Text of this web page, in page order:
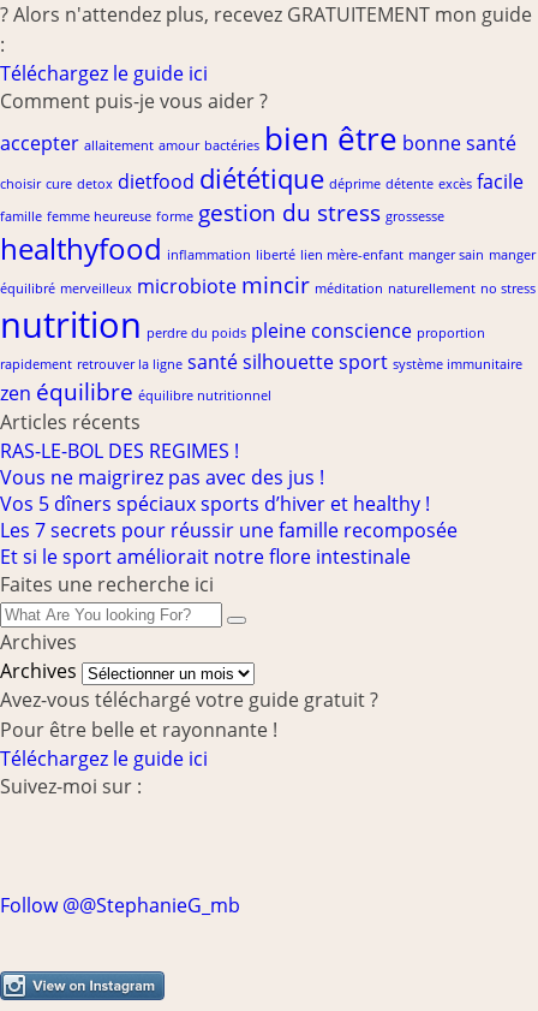
? Alors n'attendez plus, recevez GRATUITEMENT mon guide
:
Téléchargez le guide ici
Comment puis-je vous aider ?
accepter allaitement amour bactéries bien être bonne santé
choisir cure detox dietfood diététique déprime détente excès facile
famille femme heureuse forme gestion du stress grossesse
healthyfood inflammation liberté lien mère-enfant manger sain manger
équilibré merveilleux microbiote mincir méditation naturellement no stress
nutrition perdre du poids pleine conscience proportion
rapidement retrouver la ligne santésilhouettesport système immunitaire
zen équilibre équilibre nutritionnel
Articles récents
RAS-LE-BOL DES REGIMES !
Vous ne maigrirez pas avec des jus !
Vos 5 dîners spéciaux sports d’hiver et healthy !
Les 7 secrets pour réussir une famille recomposée
Et si le sport améliorait notre flore intestinale
Faites une recherche ici
Archives
Archives
Avez-vous téléchargé votre guide gratuit ?
Pour être belle et rayonnante !
Téléchargez le guide ici
Suivez-moi sur :
Follow @@StephanieG_mb